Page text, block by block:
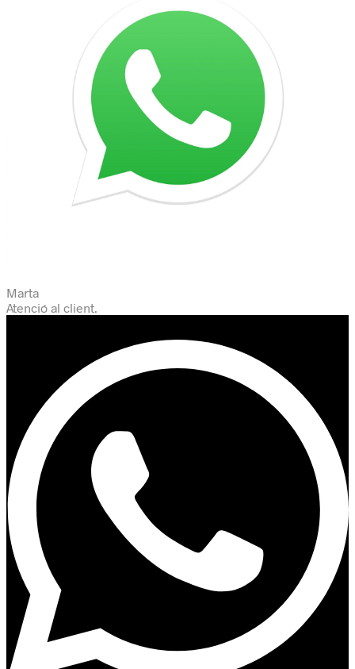
Marta
Atenció al client.